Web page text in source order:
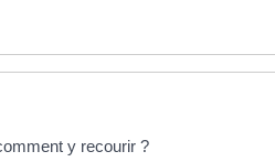
y recourir ?